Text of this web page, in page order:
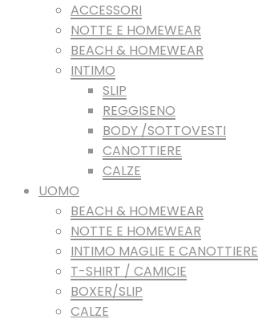
ACCESSORI
NOTTE E HOMEWEAR
BEACH & HOMEWEAR
INTIMO
SLIP
REGGISENO
BODY /SOTTOVESTI
CANOTTIERE
CALZE
UOMO
BEACH & HOMEWEAR
NOTTE E HOMEWEAR
INTIMO MAGLIE E CANOTTIERE
T-SHIRT / CAMICIE
BOXER/SLIP
CALZE